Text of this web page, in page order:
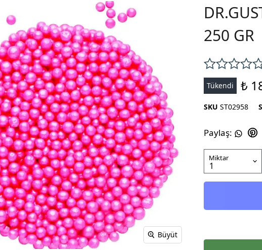
Büyüt
250 GR
Tükendi ₺
SKU ST02958
Paylaş:
Miktar